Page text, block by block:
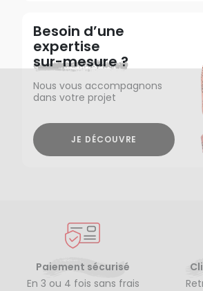
Besoin d’une
expertise
sur-mesure ?
Nous vous accompagnons
dans votre projet
JE DÉCOUVRE
Paiement sécurisé
En 3 ou 4 fois sans frais